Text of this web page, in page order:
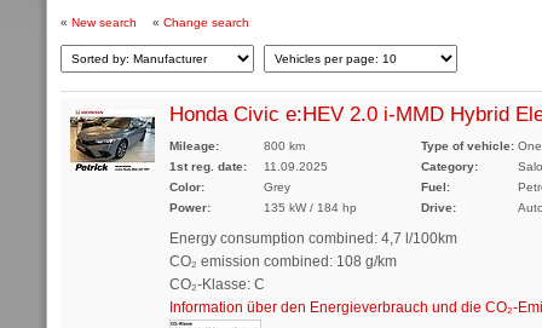
« New search « Change search
Honda Civic e:HEV 2.0 i-MMD Hybrid
Mileage:
800 km
1st reg. date:
11.09.2025
Color:
Grey
Power:
135 kW / 184 hp
Type of vehicle:
Category:
Fuel:
Drive:
Energy consumption combined: 4,7 l/100km
CO₂ emission combined: 108 g/km
CO₂-Klasse: C
Information über den Energieverbrauch und die CO₂-